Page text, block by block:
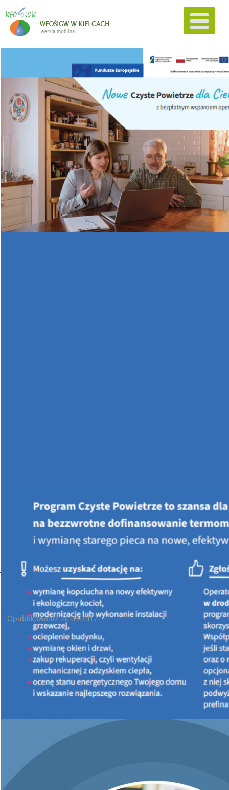
Jesteś tutaj:STRONA GŁÓWNA
AKTUALNOŚCI
Konferencja w UM Starachowice- podpisanie porozumienia.
Konferencja w UM Starachowice- podpisanie porozumienia.
Opublikowano: 20.09.2017
W dniu 19 września 2017 r. w
podpisano
porozumienie, które określa zasady współpracy samorządu i
Wojewódzkiego Funduszu Ochrony Środowiska i Gospodarki
Wodnej w Kielcach w zakresie pomocy mieszkańcom we
właściwym sporządzeniu wniosku o dofinansowanie do
Programu"ZORZA" - Czyste powietrze nad Świętokrzyskim.
Program ZORZA adresowany jest do mieszkańców domów
jednorodzinnych, którzy chcą podłączyć się do sieci
ciepłowniczej lub sieci gazowej, wymienić stare nieefektywne
piece/kotły na nowoczesne kotły o wysokiej sprawności. W
ramach programu można uzyskać dofinansowanie do
wartości kosztów kwalifikowanych, ale nie więcej niż 3 lub 4